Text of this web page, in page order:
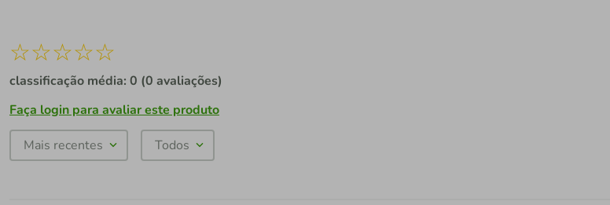
☆☆☆☆☆
classificação média: 0 (0 avaliações)
Faça login para avaliar este produto
Mais recentes Todos